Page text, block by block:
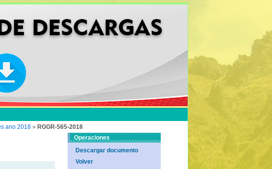
ano 2018 » RGGR-565-2018
Operaciones
Descargar documento
Volver